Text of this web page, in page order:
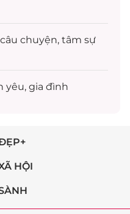
chuyện, tâm sự
yêu, gia đình
HỘI